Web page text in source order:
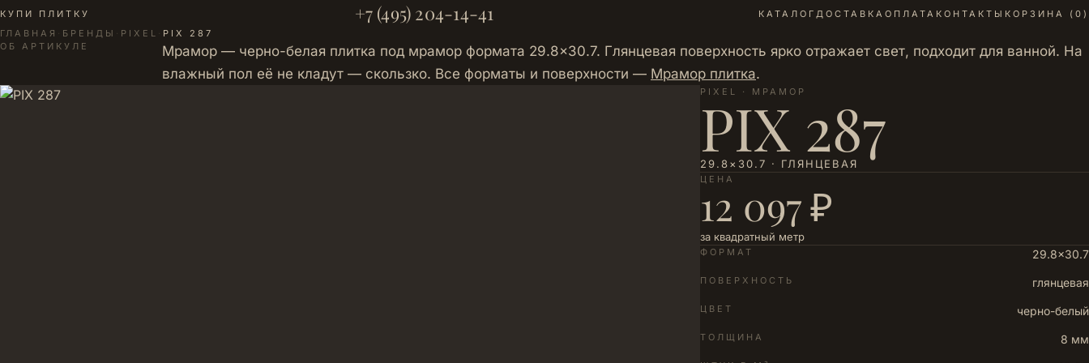
КУПИ ПЛИТКУ +7 (495) 204-14-41 КАТАЛОГ ДОСТАВКА ОПЛАТА КОНТАКТЫ КОРЗИНА ( 0 )
ГЛАВНАЯ · БРЕНДЫ · PIXEL · PIX 287
ОБ АРТИКУЛЕ
Мрамор — черно-белая плитка под мрамор формата 29.8×30.7. Глянцевая поверхность ярко отражает свет, подходит для ванной. На
влажный пол её не кладут — скользко. Все форматы и поверхности — Мрамор плитка.
PIXEL · МРАМОР
PIX 287
29.8×30.7 · ГЛЯНЦЕВАЯ
ЦЕНА
12 097 ₽
за квадратный метр
ФОРМАТ 29.8×30.7
ПОВЕРХНОСТЬ глянцевая
ЦВЕТ черно-белый
ТОЛЩИНА 8 мм